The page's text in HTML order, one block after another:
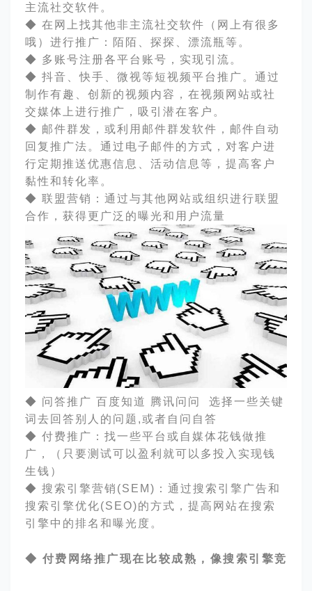
主流社交软件。
◆ 在网上找其他非主流社交软件（网上有很多
哦）进行推广：陌陌、探探、漂流瓶等。
◆ 多账号注册各平台账号，实现引流。
◆ 抖音、快手、微视等短视频平台推广。 通过
制作有趣、创新的视频内容，在视频网站或社
交媒体上进行推广，吸引潜在客户。
◆ 邮件群发，或利用邮件群发软件，邮件自动
回复推广法。 通过电子邮件的方式，对客户进
行定期推送优惠信息、活动信息等，提高客户
黏性和转化率。
◆ 联盟营销：通过与其他网站或组织进行联盟
合作，获得更广泛的曝光和用户流量
◆ 问答推广 百度知道 腾讯问问 选择一些关键
词去回答别人的问题,或者自问自答
◆ 付费推广：找一些平台或自媒体花钱做推
广，（只要测试可以盈利就可以多投入实现钱
生钱）
◆ 搜索引擎营销 (SEM)：通过搜索引擎广告和
搜索引擎优化(SEO)的方式，提高网站在搜索
引擎中的排名和曝光度。
◆ 付费网络推广现在比较成熟，像搜索引擎竞